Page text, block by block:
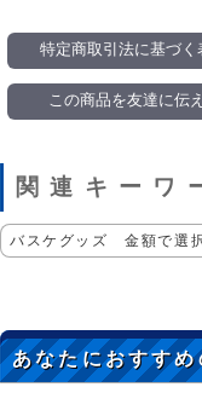
特定商取引法に基づく
この商品を友達に伝
関連キーワ
バスケグッズ 金額で選
あなたにおすすめ